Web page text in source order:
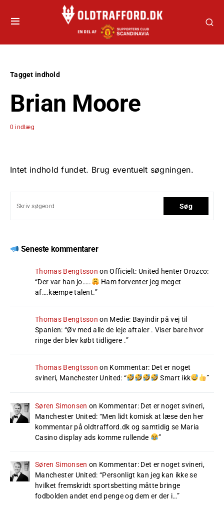
Tagget indhold
Brian Moore
0 indlæg
Intet indhold fundet. Brug eventuelt søgningen.
Søg
Seneste kommentarer
Thomas Bengtsson onOfficielt: United henter Orozco:
“Der var han jo…..
Ham forventer jeg meget
af….kæmpe talent.”
Thomas Bengtsson on Medie: Bayindir på vej til
Spanien: “Øv med alle de leje aftaler . Viser bare hvor
ringe der blev købt tidligere .”
Thomas Bengtsson on Kommentar: Det er noget
svineri, Manchester United: “ Smart ikk ”
Søren Simonsen on Kommentar: Det er noget svineri,
Manchester United: “Men lidt komisk at læse den her
kommentar på oldtrafford.dk og samtidig se Maria
Casino display ads komme rullende
”
Søren Simonsen on Kommentar: Det er noget svineri,
Manchester United: “Personligt kan jeg kan ikke se
hvilket fremskridt sportsbetting måtte bringe
fodbolden andet end penge og dem er der i…”